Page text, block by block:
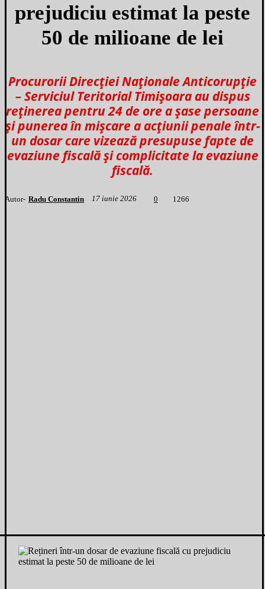
prejudiciu estimat la peste
50 de milioane de lei
Procurorii Direcției Naționale Anticorupție
– Serviciul Teritorial Timișoara au dispus
reținerea pentru 24 de ore a șase persoane
și punerea în mișcare a acțiunii penale într-
un dosar care vizează presupuse fapte de
evaziune fiscală și complicitate la evaziune
fiscală.
Autor- Radu Constantin 17 iunie 2026 0 1 266